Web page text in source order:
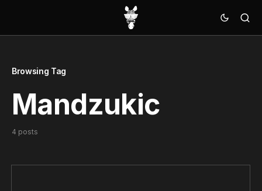
Browsing Tag
Mandzukic
4 posts